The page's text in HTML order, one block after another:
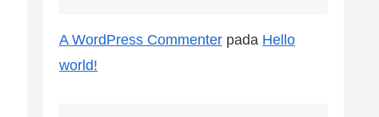
A WordPress Commenter pada Hello
world!